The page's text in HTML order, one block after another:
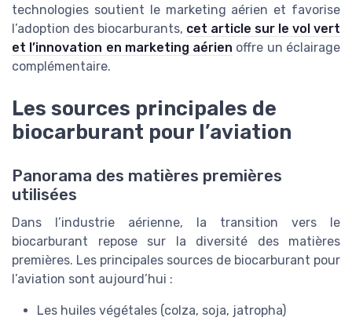
technologies soutient le marketing aérien et favorise
l’adoption des biocarburants, cet article sur le vol vert
et l’innovation en marketing aérien offre un éclairage
complémentaire.
Les sources principales de
biocarburant pour l’aviation
Panorama des matières premières
utilisées
Dans l’industrie aérienne, la transition vers le
biocarburant repose sur la diversité des matières
premières. Les principales sources de biocarburant pour
l’aviation sont aujourd’hui :
Les huiles végétales (colza, soja, jatropha)